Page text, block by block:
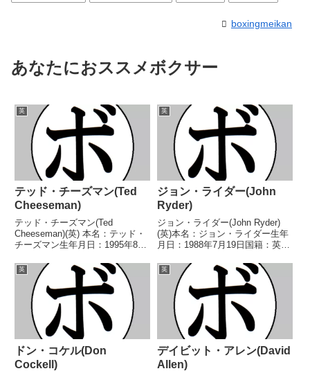
boxingmeikan
あなたにおススメボクサー
英
テッド・チーズマン(Ted
Cheeseman)
テッド・チーズマン(Ted
Cheeseman)(英) 本名：テッド・
チーズマン生年月日：1995年8月
(10KO)3敗1分 【獲得タイトル】
BBBofCイングランドスーパーウ
ェルター級王座BBBofC英国ス...
英
ジョン・ライダー(John
Ryder)
ジョン・ライダー(John Ryder)
(英)本名：ジョン・ライダー生年
月日：1988年7月19日国籍：英戦
イトル】WBOインターコンチネ
ンタルミドル級王座WBAインタ
ーナショナルミドル級王座IBF
イ...
英
ドン・コケル(Don
Cockell)
英
デイビット・アレン(David
Allen)